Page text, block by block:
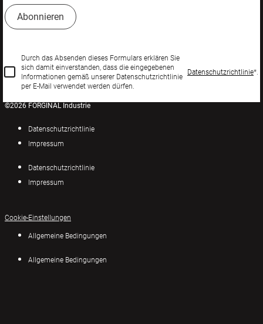
Durch das Absenden dieses Formulars erklären Sie
sich damit einverstanden, dass die eingegebenen
Informationen gemäß unserer Datenschutzrichtlinie
per E-Mail verwendet werden dürfen.
Datenschutzrichtlinie*.
©2026 FORGINAL Industrie
Datenschutzrichtlinie
Impressum
Datenschutzrichtlinie
Impressum
Cookie-Einstellungen
Allgemeine Bedingungen
Allgemeine Bedingungen